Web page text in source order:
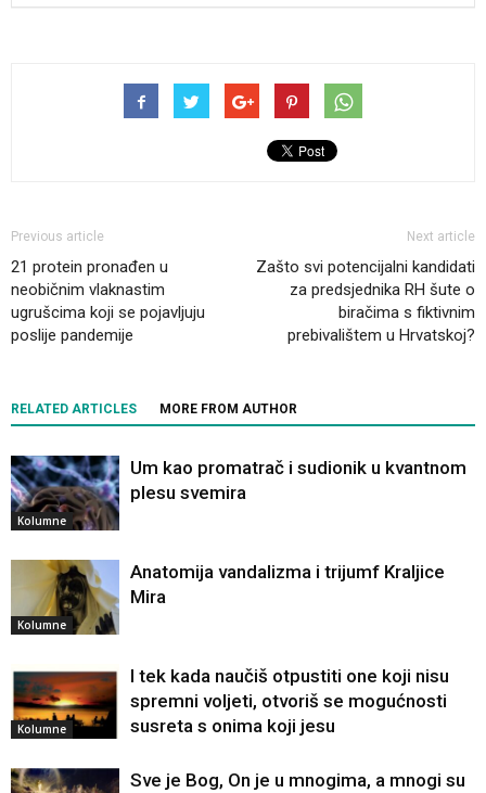
Previous article
21 protein pronađen u
neobičnim vlaknastim
ugrušcima koji se pojavljuju
poslije pandemije
Next article
Zašto svi potencijalni kandidati
za predsjednika RH šute o
biračima s fiktivnim
prebivalištem u Hrvatskoj?
RELATED ARTICLES MORE FROM AUTHOR
Kolumne
Um kao promatrač i sudionik u kvantnom
plesu svemira
Kolumne
Anatomija vandalizma i trijumf Kraljice
Mira
Kolumne
I tek kada naučiš otpustiti one koji nisu
spremni voljeti, otvoriš se mogućnosti
susreta s onima koji jesu
Sve je Bog, On je u mnogima, a mnogi su